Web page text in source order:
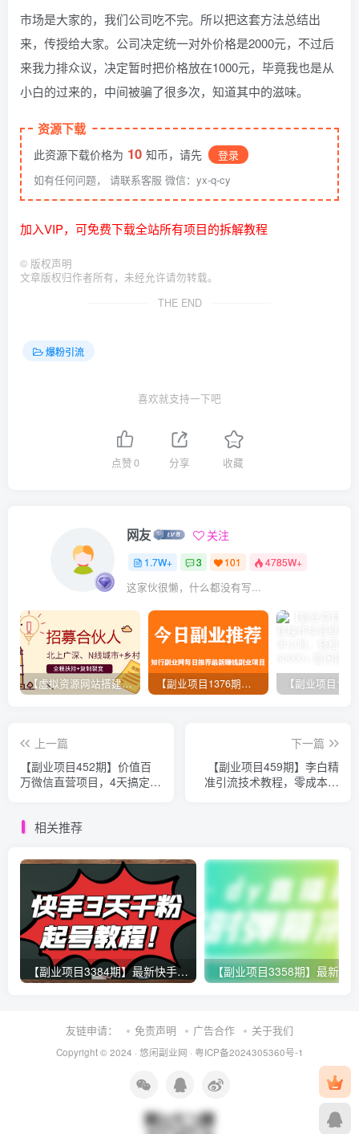
市场是大家的，我们公司吃不完。所以把这套方法总结出
来，传授给大家。公司决定统一对外价格是2000元，不过后
来我力排众议，决定暂时把价格放在1000元，毕竟我也是从
小白的过来的，中间被骗了很多次，知道其中的滋味。
资源下载
此资源下载价格为 10 知币，请先
登录
如有任何问题， 请联系客服 微信：yx-q-cy
加入VIP，可免费下载全站所有项目的拆解教程
© 版权声明
文章版权归作者所有，未经允许请勿转载。
THE END
爆粉引流
喜欢就支持一下吧
点赞0 分享 收藏
网友 关注
1.7W+ 3 101 4785W+
这家伙很懒，什么都没有写...
【虚拟资源网站搭建服务】加盟本站系统，做一个和本站一样的独立网站，躺赚的项目 【副业项目1376期】龟课最新闲鱼项目玩法实战教程_全新升级月收益几千到几万
上一篇
【副业项目452期】价值百
万微信直营项目，4天搞定精
下一篇
【副业项目459期】李白精
准引流技术教程，零成本贴
相关推荐
【副业项目3384期】最新快手起号实操技术：3天1000粉（快手怎么快速涨粉丝）
友链申请： 免责声明 广告合作 关于我们
Copyright © 2024 · 悠闲副业网 · 粤ICP备2024305360号-1